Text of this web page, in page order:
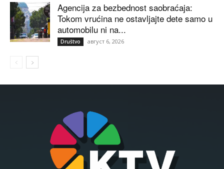
Agencija za bezbednost saobraćaja:
Tokom vrućina ne ostavljajte dete samo u
automobilu ni na...
Društvo август 6, 2026